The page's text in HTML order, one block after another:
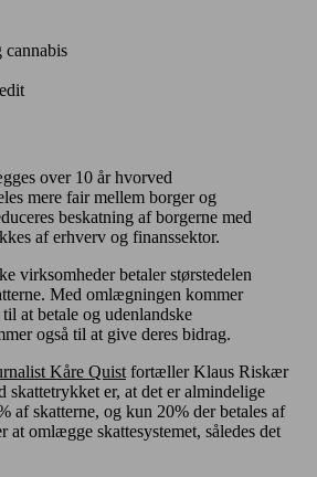
over 10 år hvorved
mere fair mellem borger og
beskatning af borgerne med
af erhverv og finanssektor.
virksomheder betaler størstedelen
Med omlægningen kommer
at betale og udenlandske
også til at give deres bidrag.
Kåre Quist fortæller Klaus Riskær
skattetrykket er, at det er almindelige
af skatterne, og kun 20% der betales af
at omlægge skattesystemet, således det